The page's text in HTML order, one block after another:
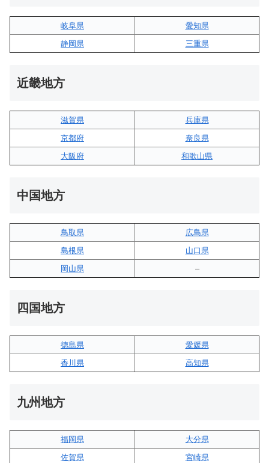
岐阜県
愛知県
静岡県
三重県
近畿地方
滋賀県
兵庫県
京都府
奈良県
大阪府
和歌山県
中国地方
鳥取県
広島県
島根県
山口県
岡山県
–
四国地方
徳島県
愛媛県
香川県
高知県
九州地方
福岡県
大分県
佐賀県
宮崎県